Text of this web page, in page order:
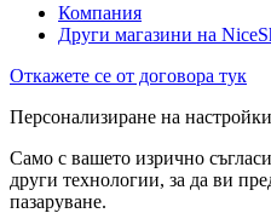
Компания
Други магазини на
Откажете се от договора тук
Персонализиране на
Само с вашето изрично
други технологии, за да ви
пазаруване.